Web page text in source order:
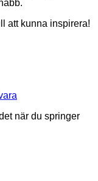
att kunna inspirera!
när du springer